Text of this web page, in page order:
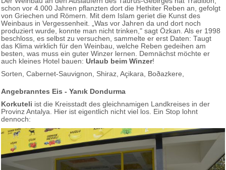
schon vor 4.000 Jahren pflanzten dort die Hethiter Reben an, gefolgt
von Griechen und Römern. Mit dem Islam geriet die Kunst des
Weinbaus in Vergessenheit. „Was vor Jahren da und dort noch
produziert wurde, konnte man nicht trinken," sagt Özkan. Als er 1998
beschloss, es selbst zu versuchen, sammelte er erst Daten: Taugt
das Klima wirklich für den Weinbau, welche Reben gedeihen am
besten, was muss ein guter Winzer lernen. Demnächst möchte er
auch kleines Hotel bauen: Urlaub beim Winzer!
Sorten, Cabernet-Sauvignon, Shiraz, Açikara, Boðazkere,
Angebranntes Eis - Yanık Dondurma
Korkuteli ist die Kreisstadt des gleichnamigen Landkreises in der
Provinz Antalya. Hier ist eigentlich nicht viel los. Ein Stop lohnt
dennoch: